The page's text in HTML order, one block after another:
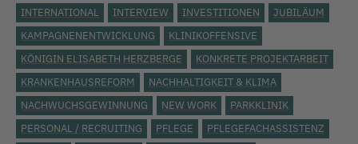
INTERNATIONAL
INTERVIEW INVESTITIONEN
JUBILÄUM
KAMPAGNENENTWICKLUNG
KLINIKOFFENSIVE
KÖNIGIN ELISABETH HERZBERGE
KONKRETE PROJEKTARBEIT
KRANKENHAUSREFORM
NACHHALTIGKEIT & KLIMA
NACHWUCHSGEWINNUNG
NEW WORK
PARKKLINIK
PERSONAL / RECRUITING
PFLEGE
PFLEGEFACHASSISTENZ